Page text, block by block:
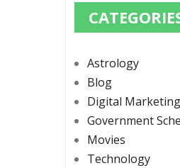
Astrology
Blog
Digital Marketing
Government
Movies
Technology